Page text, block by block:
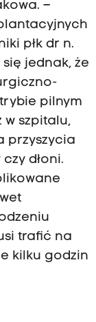
–
płk dr n.
jednak, że
pilnym
szpitalu,
przyszycia
dłoni.
trafić na
kilku godzin